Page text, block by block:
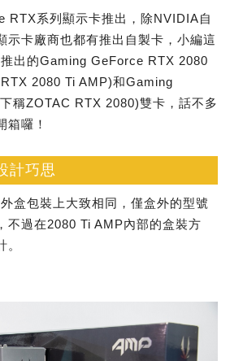
RTX系列顯示卡推出，除NVIDIA自
示卡廠商也都有推出自製卡，小編這
出的Gaming GeForce RTX 2080
2080 Ti AMP)和Gaming
稱ZOTAC RTX 2080)雙卡，話不多
箱囉！
計巧思
盒包裝上大致相同，僅盒外的型號
不過在2080 Ti AMP內部的盒裝方